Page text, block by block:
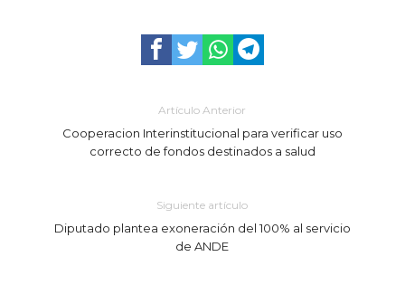
Artículo Anterior
Cooperacion Interinstitucional para verificar uso
correcto de fondos destinados a salud
Siguiente artículo
Diputado plantea exoneración del 100% al servicio
de ANDE